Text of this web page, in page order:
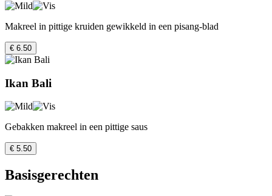
Makreel in pittige kruiden gewikkeld in een pisang-blad
€ 6.50
Ikan Bali
Gebakken makreel in een pittige saus
€ 5.50
Basisgerechten